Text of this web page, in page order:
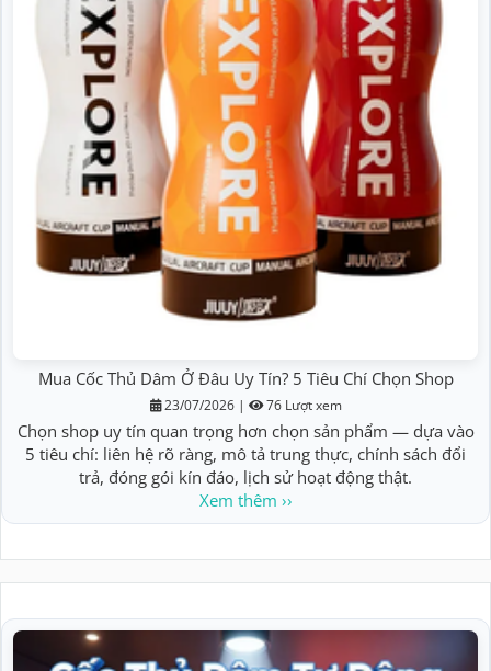
Mua Cốc Thủ Dâm Ở Đâu Uy Tín? 5 Tiêu Chí Chọn Shop
23/07/2026 | 76 Lượt xem
Chọn shop uy tín quan trọng hơn chọn sản phẩm — dựa vào
5 tiêu chí: liên hệ rõ ràng, mô tả trung thực, chính sách đổi
trả, đóng gói kín đáo, lịch sử hoạt động thật.
Xem thêm ››